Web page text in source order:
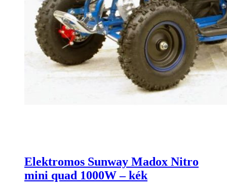
Elektromos Sunway Madox Nitro
mini quad 1000W – kék